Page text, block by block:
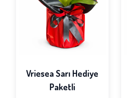
Vriesea Sarı Hediye
Paketli